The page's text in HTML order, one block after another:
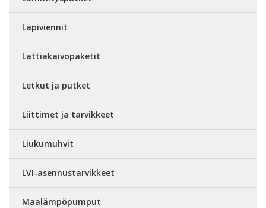
Läpiviennit
Lattiakaivopaketit
Letkut ja putket
Liittimet ja tarvikkeet
Liukumuhvit
LVI-asennustarvikkeet
Maalämpöpumput